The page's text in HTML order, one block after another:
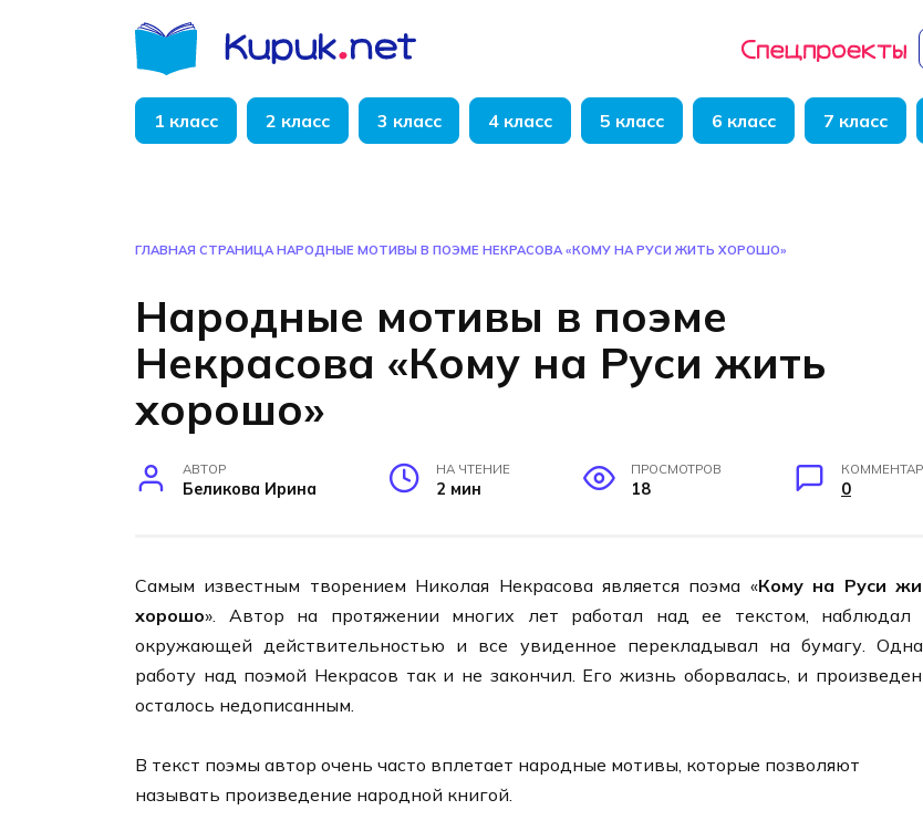
1 класс 2 класс 3 класс 4 класс 5 класс 6 класс 7 класс
ГЛАВНАЯ СТРАНИЦА НАРОДНЫЕ МОТИВЫ В ПОЭМЕ НЕКРАСОВА «КОМУ НА РУСИ ЖИТЬ ХОРОШО»
Народные мотивы в поэме
Некрасова «Кому на Руси жить
хорошо»
АВТОР
Беликова Ирина
НА ЧТЕНИЕ
2 мин
ПРОСМОТРОВ
18 0
Самым известным творением Николая Некрасова является поэма «Кому на Руси
хорошо». Автор на протяжении многих лет работал над ее текстом, наблюдал
окружающей действительностью и все увиденное перекладывал на бумагу.
работу над поэмой Некрасов так и не закончил. Его жизнь оборвалась, и
осталось недописанным.
В текст поэмы автор очень часто вплетает народные мотивы, которые позволяют
называть произведение народной книгой.